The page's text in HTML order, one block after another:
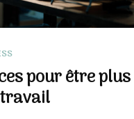
pour être